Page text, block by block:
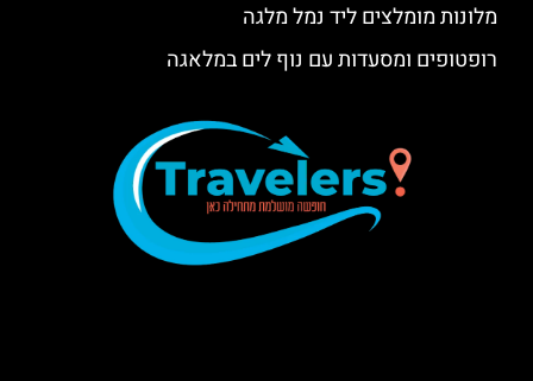
מלונות מומלצים ליד נמל מלגה
רופטופים ומסעדות עם נוף לים במלאגה